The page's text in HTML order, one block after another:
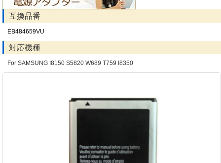
互換品番
EB484659VU
対応機種
For SAMSUNG I8150 S5820 W689 T759 I8350